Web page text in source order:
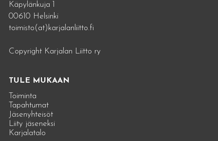
Käpylänkuja 1
00610 Helsinki
toimisto(at)karjalanliitto.fi
Copyright Karjalan Liitto ry
TULE MUKAAN
Toiminta
Tapahtumat
Jäsenyhteisöt
Liity jäseneksi
Karjalatalo